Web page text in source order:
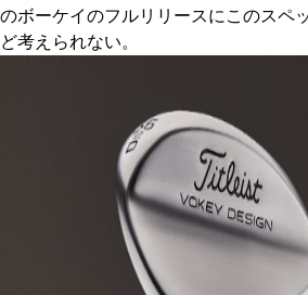
のボーケイのフルリリースにこのスペ
ど考えられない。